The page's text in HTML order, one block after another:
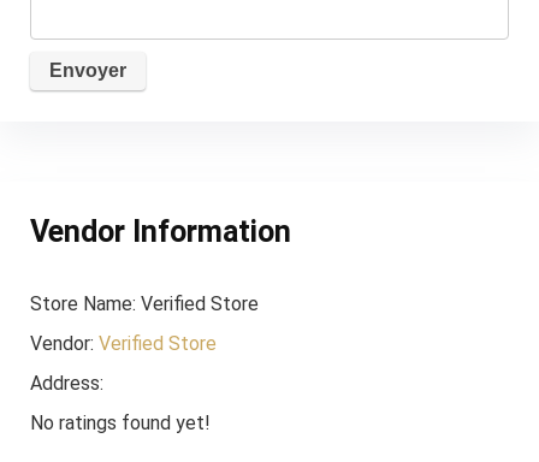
Vendor Information
Store Name: Verified Store
Vendor: Verified Store
Address:
No ratings found yet!